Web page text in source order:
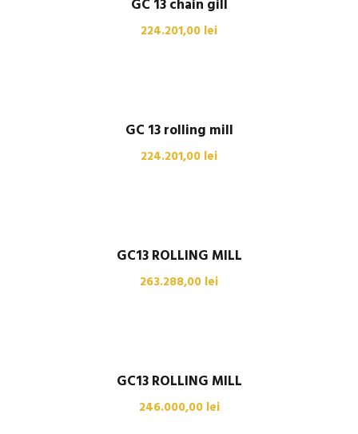
GC 13 chain gill
224.201,00 lei
GC 13 rolling mill
224.201,00 lei
GC13 ROLLING MILL
263.288,00 lei
GC13 ROLLING MILL
246.000,00 lei